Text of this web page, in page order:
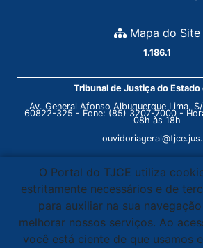
Mapa do Site
1.186.1
Tribunal de Justiça do Estado
Av. General Afonso Albuquerque Lima,
60822-325 - Fone: (85) 3207-7000 -
08h às 18h
O Portal do TJCE utiliza
estritamente necessários e de
para auxiliar na sua
melhorar nossos serviços. Ao
você está ciente de que usamos